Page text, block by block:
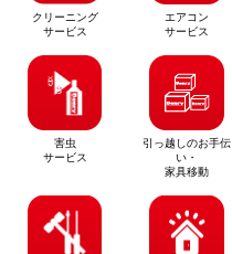
クリーニング
サービス
エアコン
サービス
害虫
サービス
引っ越しのお手伝
い・
家具移動